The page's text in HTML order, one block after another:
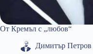
От Кремъл с „любов“
Димитър Петров